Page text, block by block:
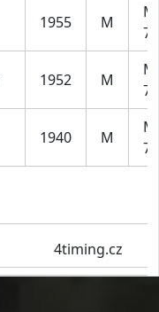
1955 M
1952 M
1940 M
4timing.cz